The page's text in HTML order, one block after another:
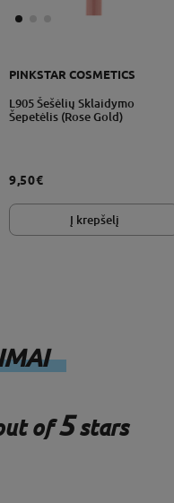
grąžinimo sąlygos
PINKSTAR COSMETICS
L905 Šešėlių Sklaidymo
Šepetėlis (Rose Gold)
9,50€
Į krepšelį
of5stars